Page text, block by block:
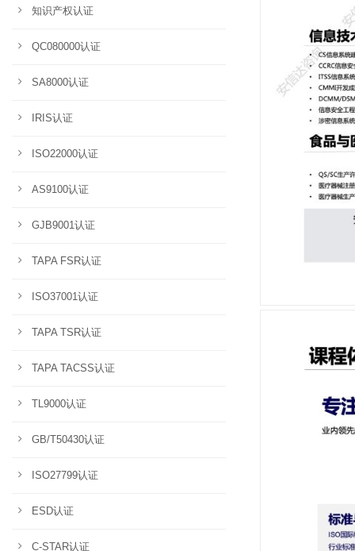
知识产权认证
QC080000认证
SA8000认证
IRIS认证
ISO22000认证
AS9100认证
GJB9001认证
TAPA FSR认证
ISO37001认证
TAPA TSR认证
TAPA TACSS认证
TL9000认证
GB/T50430认证
ISO27799认证
ESD认证
C-STAR认证